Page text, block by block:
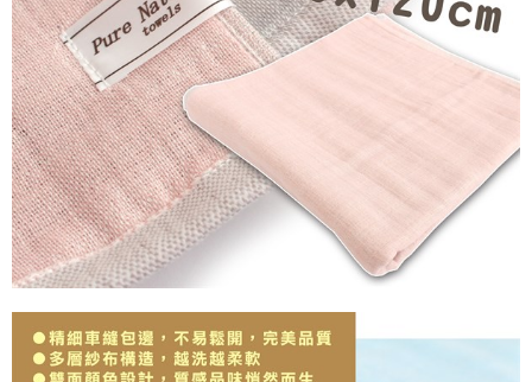
２．關於個人資料處理事宜，請瀏覽以下網址：
https://aftee.tw/terms/#terms3
３．未成年的使用者請事先徵得法定代理人或監護人之同意方可使用
「AFTEE先享後付」，若未經同意申辦者引起之損失，本公司不負相關責
任。
４．使用「AFTEE先享後付」時，將依據個別帳號之用戶狀況，依本公司即
時審查核予不同之上限額度；若仍有額度不足之情形，本公司將視審查結果
請求用戶進行身份認證。
５．嚴禁一人註冊多個帳號或使用他人資訊註冊。若發現惡意使用之情形，
恩沛科技股份有限公司將有權停止該用戶之使用額度並採取法律行動。